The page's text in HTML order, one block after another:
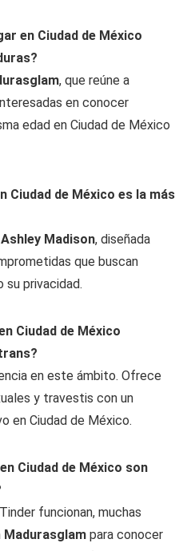
en Ciudad de México
, que reúne a
en conocer
edad en Ciudad de México
Ciudad de México es la más
Ashley Madison, diseñada
que buscan
su privacidad.
Ciudad de México
en este ámbito. Ofrece
y travestis con un
en Ciudad de México.
Ciudad de México son
funcionan, muchas
Madurasglam para conocer